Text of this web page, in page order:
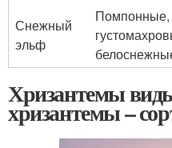
Снежный
эльф
Помпонные,
Хризантемы
хризантемы –